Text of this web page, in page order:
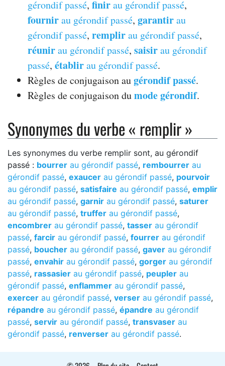
gérondif passé, finirau gérondif passé,
fournirau gérondif passé, garantirau
gérondif passé, remplirau gérondif passé,
réunirau gérondif passé, saisirau gérondif
passé, établirau gérondif passé.
Règles de conjugaison augérondif passé.
Règles de conjugaison dumode gérondif.
Synonymes du verbe « remplir »
Les synonymes du verbe remplir sont, au gérondif
passé : bourrer au gérondif passé, rembourrer au
gérondif passé, exaucer au gérondif passé, pourvoir
au gérondif passé, satisfaire au gérondif passé, emplir
au gérondif passé, garnir au gérondif passé, saturer
au gérondif passé, truffer au gérondif passé,
encombrer au gérondif passé, tasser au gérondif
passé, farcir au gérondif passé, fourrer au gérondif
passé, boucher au gérondif passé, gaver au gérondif
passé, envahir au gérondif passé, gorger au gérondif
passé, rassasier au gérondif passé, peupler au
gérondif passé, enflammer au gérondif passé,
exercer au gérondif passé, verser au gérondif passé,
répandre au gérondif passé, épandre au gérondif
passé, servir au gérondif passé, transvaser au
gérondif passé, renverser au gérondif passé.